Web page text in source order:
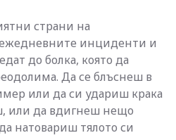
страни на
инциденти и
до болка, която да
Да се блъснеш в
или да си удариш крака
или да вдигнеш нещо
натовариш тялото си